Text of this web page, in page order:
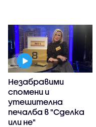
Незабравими
спомени и
утешителна
печалба в "Сделка
или не"